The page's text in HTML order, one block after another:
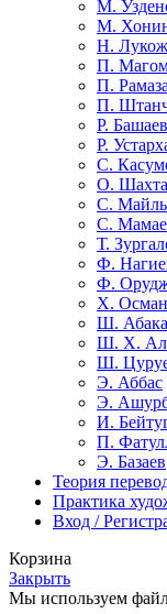
М.
М.
Н.
П.
П.
П.
Р. Башаев
Р.
С.
О.
С.
С.
Т.
Ф.
Ф.
Х. Осман
Ш.
Ш. Х.
Ш.
Э. Аббас
Э.
И.
П.
Э. Базаев
Теория
Практика
Вход /
Корзина
Закрыть
Мы используем